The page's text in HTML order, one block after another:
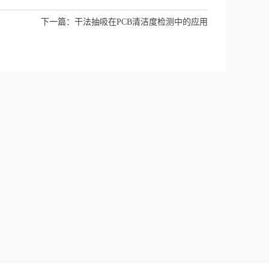
下一篇： 干法抽吸在PCB清洁度检测中的应用